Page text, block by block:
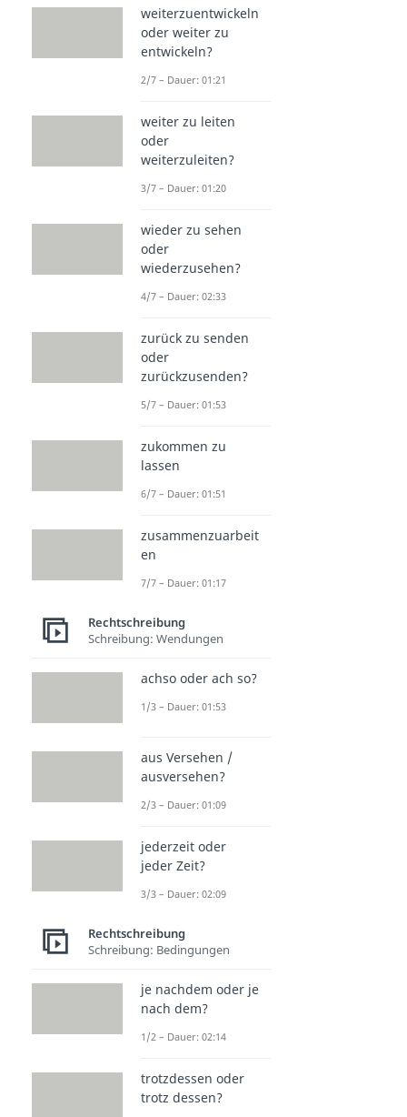
weiterzuentwickeln
oder weiter zu
entwickeln?
2/7 – Dauer: 01:21
weiter zu leiten
oder
weiterzuleiten?
3/7 – Dauer: 01:20
wieder zu sehen
oder
wiederzusehen?
4/7 – Dauer: 02:33
zurück zu senden
oder
zurückzusenden?
5/7 – Dauer: 01:53
zukommen zu
lassen
6/7 – Dauer: 01:51
zusammenzuarbeit
en
7/7 – Dauer: 01:17
Rechtschreibung
Schreibung: Wendungen
achso oder ach so?
1/3 – Dauer: 01:53
aus Versehen /
ausversehen?
2/3 – Dauer: 01:09
jederzeit oder
jeder Zeit?
3/3 – Dauer: 02:09
Rechtschreibung
Schreibung: Bedingungen
je nachdem oder je
nach dem?
1/2 – Dauer: 02:14
trotzdessen oder
trotz dessen?